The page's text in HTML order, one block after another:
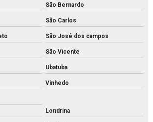
m2 rs
metro quadrado
m2
São Bernardo
São Carlos
São José dos campos
São Vicente
Ubatuba
Vinhedo
Londrina